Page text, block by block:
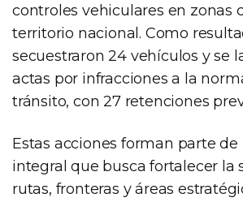
controles vehiculares en zonas
territorio nacional. Como
secuestraron 24 vehículos y se
actas por infracciones a la
tránsito, con 27 retenciones
Estas acciones forman parte
integral que busca fortalecer la
rutas, fronteras y áreas